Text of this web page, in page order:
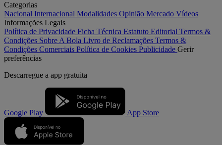
Categorias
Nacional Internacional Modalidades Opinião Mercado Vídeos
Informações Legais
Política de Privacidade Ficha Técnica Estatuto Editorial Termos &
Condições Sobre A Bola Livro de Reclamações Termos &
Condições Comerciais Política de Cookies Publicidade Gerir
preferências
Descarregue a app gratuita
Google Play App Store